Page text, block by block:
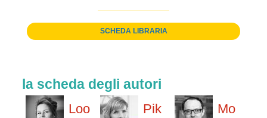
SCHEDA LIBRARIA
la scheda degli autori
Loo
Pik Mo